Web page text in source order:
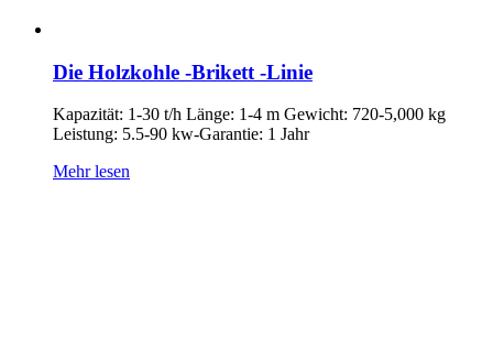
Die Holzkohle -Brikett -Linie
Kapazität: 1-30 t/h Länge: 1-4 m Gewicht: 720-5,000 kg
Leistung: 5.5-90 kw-Garantie: 1 Jahr
Mehr lesen